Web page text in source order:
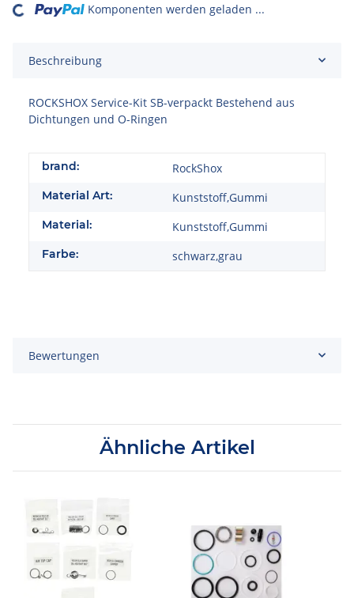
Komponenten werden geladen ...
Beschreibung
ROCKSHOX Service-Kit SB-verpackt Bestehend aus
Dichtungen und O-Ringen
brand: RockShox
Material Art: Kunststoff,Gummi
Material: Kunststoff,Gummi
Farbe: schwarz,grau
Bewertungen
Ähnliche Artikel